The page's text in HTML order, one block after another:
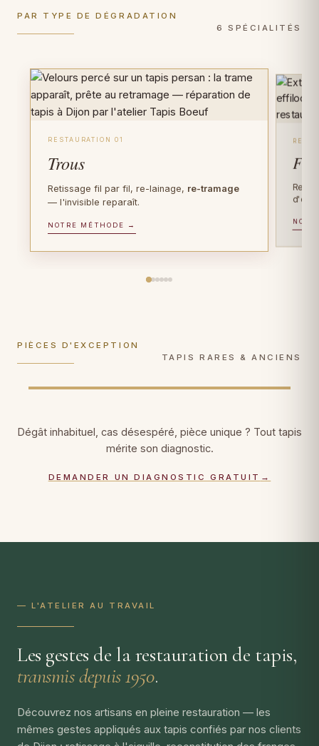
PAR TYPE DE DÉGRADATION
6 SPÉCIALITÉS
RESTAURATION 01
Trous
Retissage fil par fil, re-lainage, re-tramage
— l'invisible reparaît.
NOTRE MÉTHODE →
PIÈCES D'EXCEPTION
TAPIS RARES & ANCIENS
PIÈCES D'EXCEPTION
Tapis anciens
FIBRE PRÉCIEUSE
Tapis en soie
Dégât inhabituel, cas désespéré, pièce unique ? Tout tapis
mérite son diagnostic.
DEMANDER UN DIAGNOSTIC GRATUIT →
— L'ATELIER AU TRAVAIL
Les gestes de la restauration de tapis,
transmis depuis 1950.
Découvrez nos artisans en pleine restauration — les
mêmes gestes appliqués aux tapis confiés par nos clients